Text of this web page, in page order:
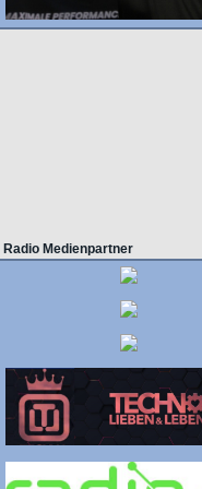
Radio Medienpartner